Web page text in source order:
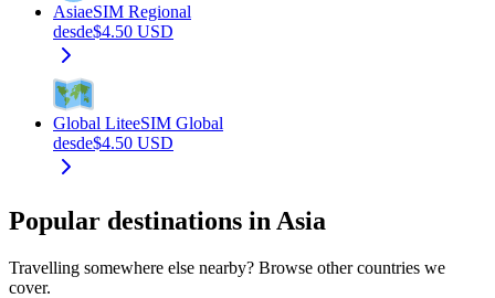
AsiaeSIM Regional
desde$4.50 USD
Global LiteeSIM Global
desde$4.50 USD
Popular destinations in Asia
Travelling somewhere else nearby? Browse other countries we
cover.